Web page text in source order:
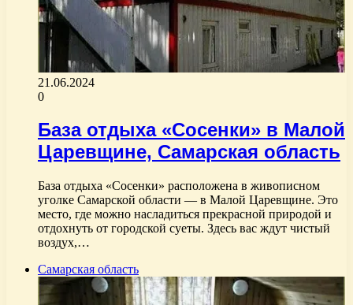
21.06.2024
0
База отдыха «Сосенки» в Малой
Царевщине, Самарская область
База отдыха «Сосенки» расположена в живописном
уголке Самарской области — в Малой Царевщине. Это
место, где можно насладиться прекрасной природой и
отдохнуть от городской суеты. Здесь вас ждут чистый
воздух,…
Самарская область